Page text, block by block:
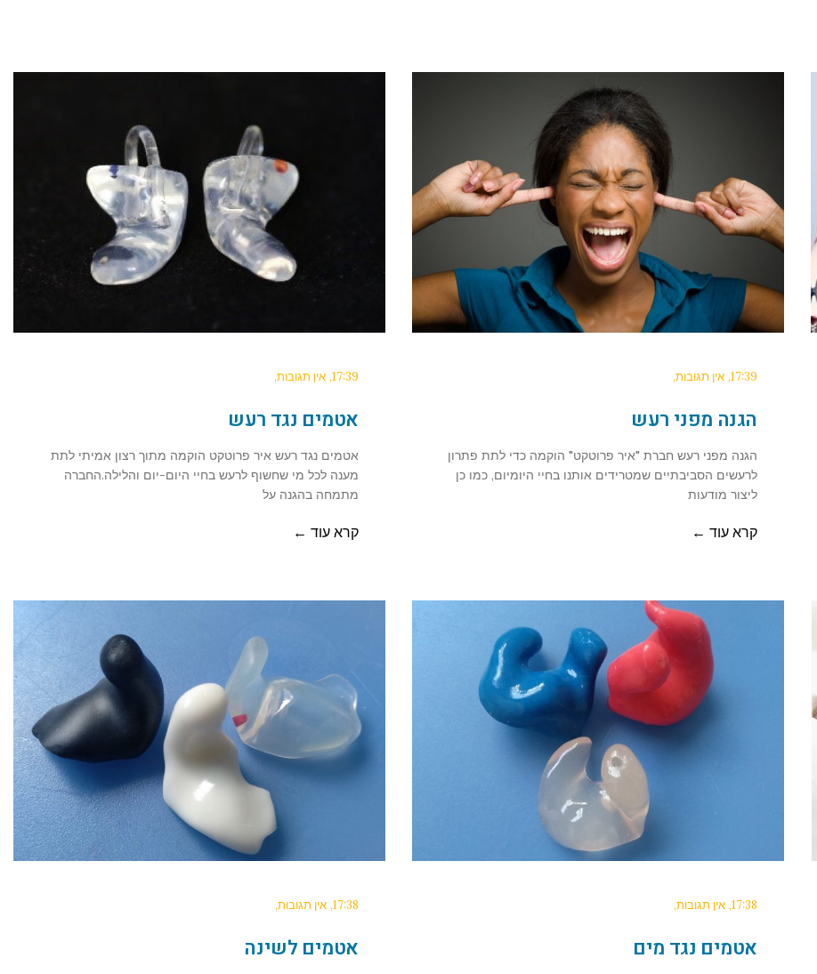
17:39 אין תגובות
הגנה מפני רעש
הגנה מפני רעש חברת "איר פרוטקט" הוקמה כדי לתת פתרון
לרעשים הסביבתיים שמטרידים אותנו בחיי היומיום, כמו כן
ליצור מודעות
קרא עוד ←
17:39 אין תגובות
אטמים נגד רעש
אטמים נגד רעש איר פרוטקט הוקמה מתוך רצון אמיתי לתת
מענה לכל מי שחשוף לרעש בחיי היום-יום והלילה.החברה
מתמחה בהגנה על
קרא עוד ←
17:38 אין תגובות
אטמים נגד מים
17:38 אין תגובות
אטמים לשינה